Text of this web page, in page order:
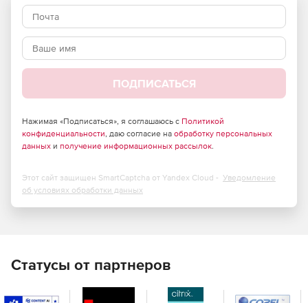
ПОДПИСАТЬСЯ
Нажимая «Подписаться», я соглашаюсь с Политикой
конфиденциальности, даю согласие на обработку персональных
данных и получение информационных рассылок.
Этот сайт защищен SmartCaptcha от Yandex Cloud - Уведомление
об условиях обработки данных
Статусы от партнеров